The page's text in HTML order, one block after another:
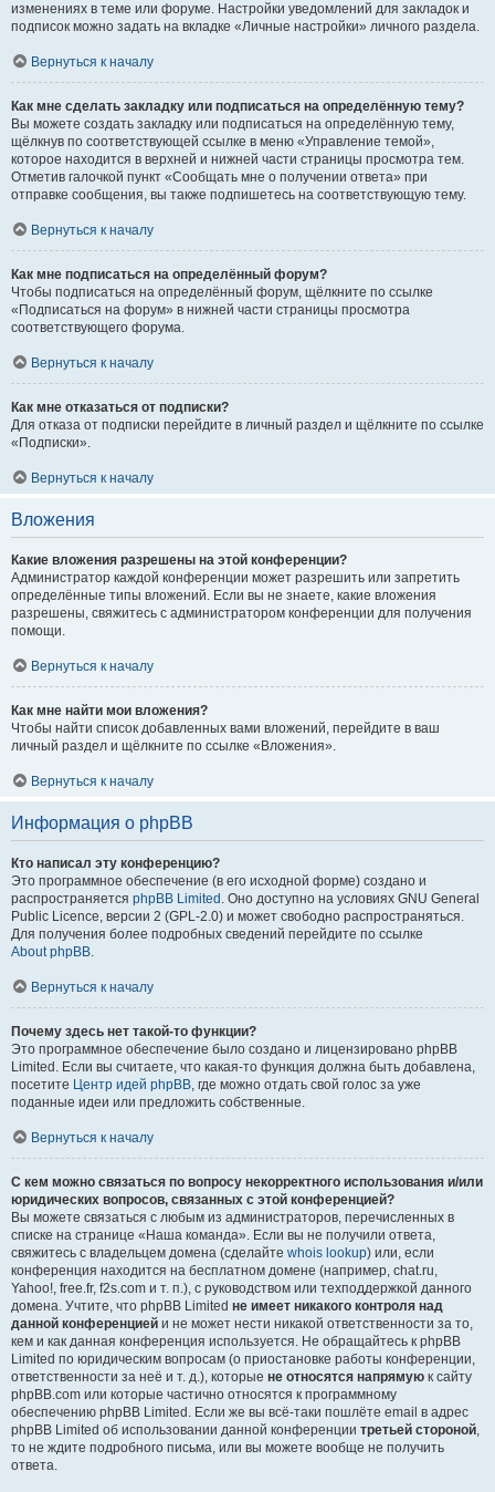
изменениях в теме или форуме. Настройки уведомлений для закладок и
подписок можно задать на вкладке «Личные настройки» личного раздела.
Вернуться к началу
Как мне сделать закладку или подписаться на определённую тему?
Вы можете создать закладку или подписаться на определённую тему,
щёлкнув по соответствующей ссылке в меню «Управление темой»,
которое находится в верхней и нижней части страницы просмотра тем.
Отметив галочкой пункт «Сообщать мне о получении ответа» при
отправке сообщения, вы также подпишетесь на соответствующую тему.
Вернуться к началу
Как мне подписаться на определённый форум?
Чтобы подписаться на определённый форум, щёлкните по ссылке
«Подписаться на форум» в нижней части страницы просмотра
соответствующего форума.
Вернуться к началу
Как мне отказаться от подписки?
Для отказа от подписки перейдите в личный раздел и щёлкните по ссылке
«Подписки».
Вернуться к началу
Вложения
Какие вложения разрешены на этой конференции?
Администратор каждой конференции может разрешить или запретить
определённые типы вложений. Если вы не знаете, какие вложения
разрешены, свяжитесь с администратором конференции для получения
помощи.
Вернуться к началу
Как мне найти мои вложения?
Чтобы найти список добавленных вами вложений, перейдите в ваш
личный раздел и щёлкните по ссылке «Вложения».
Вернуться к началу
Информация о phpBB
Кто написал эту конференцию?
Это программное обеспечение (в его исходной форме) создано и
распространяется phpBB Limited . Оно доступно на условиях GNU General
Public Licence, версии 2 (GPL-2.0) и может свободно распространяться.
Для получения более подробных сведений перейдите по ссылке
About phpBB.
Вернуться к началу
Почему здесь нет такой-то функции?
Это программное обеспечение было создано и лицензировано phpBB
Limited. Если вы считаете, что какая-то функция должна быть добавлена,
посетите Центр идей phpBB, где можно отдать свой голос за уже
поданные идеи или предложить собственные.
Вернуться к началу
С кем можно связаться по вопросу некорректного использования и/или
юридических вопросов, связанных с этой конференцией?
Вы можете связаться с любым из администраторов, перечисленных в
списке на странице «Наша команда». Если вы не получили ответа,
свяжитесь с владельцем домена (сделайте whois lookup) или, если
конференция находится на бесплатном домене (например, chat.ru,
Yahoo!, free.fr, f2s.com и т. п.), с руководством или техподдержкой данного
домена. Учтите, что phpBB Limited не имеет никакого контроля над
данной конференцией и не может нести никакой ответственности за то,
кем и как данная конференция используется. Не обращайтесь к phpBB
Limited по юридическим вопросам (о приостановке работы конференции,
ответственности за неё и т. д.), которые не относятся напрямую к сайту
phpBB.com или которые частично относятся к программному
обеспечению phpBB Limited. Если же вы всё-таки пошлёте email в адрес
phpBB Limited об использовании данной конференции третьей стороной,
то не ждите подробного письма, или вы можете вообще не получить
ответа.